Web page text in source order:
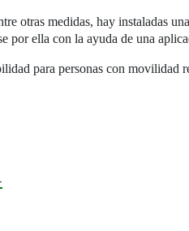
otras medidas, hay instaladas
por ella con la ayuda de una
para personas con movilidad